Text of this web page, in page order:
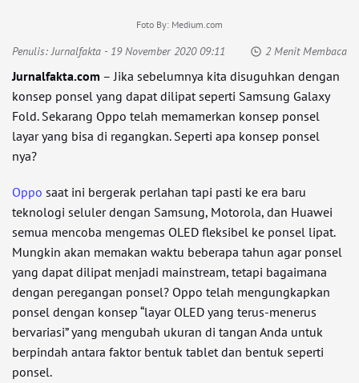
Foto By: Medium.com
Penulis:Jurnalfakta - 19 November 2020 09:11 2 Menit Membaca
Jurnalfakta.com – Jika sebelumnya kita disuguhkan dengan
konsep ponsel yang dapat dilipat seperti Samsung Galaxy
Fold. Sekarang Oppo telah memamerkan konsep ponsel
layar yang bisa di regangkan. Seperti apa konsep ponsel
nya?
Oppo saat ini bergerak perlahan tapi pasti ke era baru
teknologi seluler dengan Samsung, Motorola, dan Huawei
semua mencoba mengemas OLED fleksibel ke ponsel lipat.
Mungkin akan memakan waktu beberapa tahun agar ponsel
yang dapat dilipat menjadi mainstream, tetapi bagaimana
dengan peregangan ponsel? Oppo telah mengungkapkan
ponsel dengan konsep “layar OLED yang terus-menerus
bervariasi” yang mengubah ukuran di tangan Anda untuk
berpindah antara faktor bentuk tablet dan bentuk seperti
ponsel.